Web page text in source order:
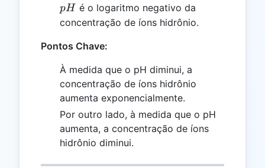
pH
pH é o logaritmo negativo da
concentração de íons hidrônio.
Pontos Chave:
À medida que o pH diminui, a
concentração de íons hidrônio
aumenta exponencialmente.
Por outro lado, à medida que o pH
aumenta, a concentração de íons
hidrônio diminui.